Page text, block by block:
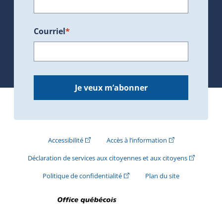
Courriel*
Je veux m’abonner
Accessibilité(Cet hyperlien externe s'ouvrira dans une
Accès à l’information(Cet hyperlien
Déclaration de services aux citoyennes et aux citoyens(Cet
Politique de confidentialité(Cet hyperlien externe s'ouvrira
Plan du site